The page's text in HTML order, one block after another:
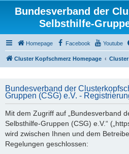
Bundesverband der
Selbsthilfe-
Homepage Facebook Youtube
Cluster Kopfschmerz Homepage
Bundesverband der
Gruppen (CSG) e.V. -
Mit dem Zugriff auf „Bundesverband
Selbsthilfe-Gruppen (CSG) e.V.“
wird zwischen Ihnen und dem
Regelungen geschlossen: